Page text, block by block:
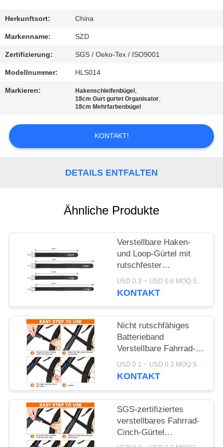
KONTAKT
MIT
UNS
ANGEBOT
DATENSCHUTZRICHTLINIE
Herkunftsort: China
Markenname: SZD
Zertifizierung: SGS / Oeko-Tex / ISO9001
Modellnummer: HLS014
Markieren: Hakenschleifenbügel ,
18cm Gurt gurtet Organisator,
18cm Mehrfarbenbügel
KONTAKT!
DETAILS ENTFALTEN
Ähnliche Produkte
Verstellbare Haken-
und Loop-Gürtel mit
rutschfester
Silikonunterstützung
für eine sichere
USD 0.3 ~ USD 0.6 MOQ:500 STÜCK
KONTAKT
Nicht rutschfähiges
Batterieband
Verstellbare Fahrrad-
Cinch-Gürtel SGS-
zertifiziertes
USD 0.1 ~ USD 0.3 MOQ:500 Stück
KONTAKT
SGS-zertifiziertes
verstellbares Fahrrad-
Cinch-Gürtel
Schlupfffester Batterie-